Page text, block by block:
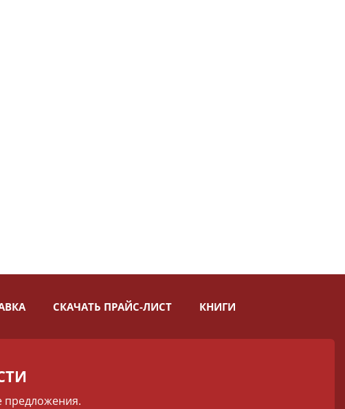
СКАЧАТЬ ПРАЙС-ЛИСТ КНИГИ
предложения.